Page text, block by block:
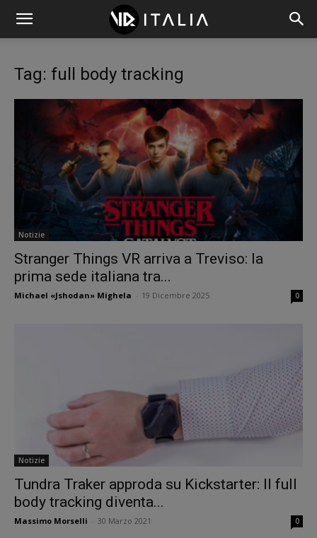
Tag: full body tracking
Notizie
Stranger Things VR arriva a Treviso: la
prima sede italiana tra...
Michael «Jshodan» Mighela 19 Dicembre 2025 0
Notizie
Tundra Traker approda su Kickstarter: Il full
body tracking diventa...
Massimo Morselli 30 Marzo 2021 0